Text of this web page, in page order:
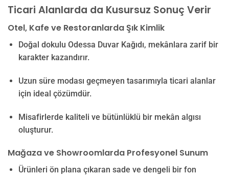
Ticari Alanlarda da Kusursuz Sonuç Verir
Otel, Kafe ve Restoranlarda Şık Kimlik
Doğal dokulu Odessa Duvar Kağıdı, mekânlara zarif bir
karakter kazandırır.
Uzun süre modası geçmeyen tasarımıyla ticari alanlar
için ideal çözümdür.
Misafirlerde kaliteli ve bütünlüklü bir mekân algısı
oluşturur.
Mağaza ve Showroomlarda Profesyonel Sunum
Ürünleri ön plana çıkaran sade ve dengeli bir fon